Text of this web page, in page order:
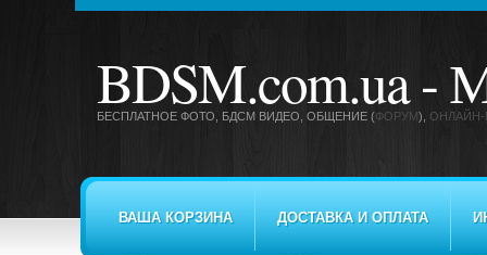
BDSM.com.ua -
БЕСПЛАТНОЕ ФОТО, БДСМ ВИДЕО , ОБЩЕНИЕ (ФОРУМ), ОНЛАЙН-
ВАША КОРЗИНА ДОСТАВКА И ОПЛАТА